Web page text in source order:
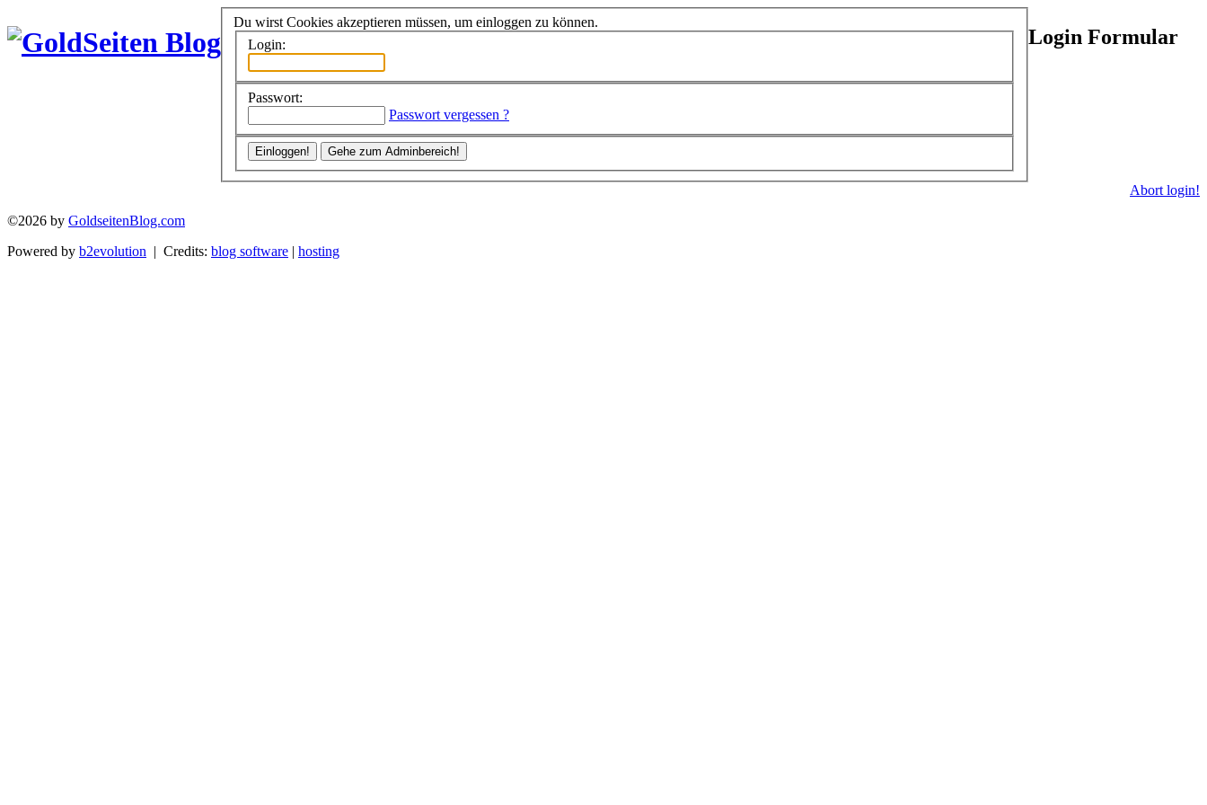
Login Formular
Du wirst Cookies akzeptieren müssen, um einloggen zu können.
Login:
Passwort:
Passwort vergessen ?
Abort login!
©2026 by GoldseitenBlog.com
Powered by b2evolution | Credits: blog software | hosting